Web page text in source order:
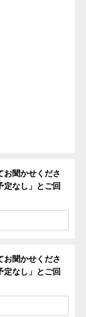
お聞かせくださ
定なし」とご回
お聞かせくださ
定なし」とご回